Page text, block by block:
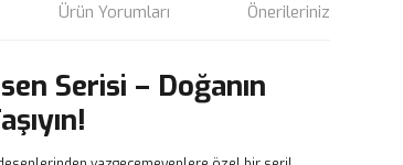
Ürün Yorumları Önerileriniz
Serisi – Doğanın